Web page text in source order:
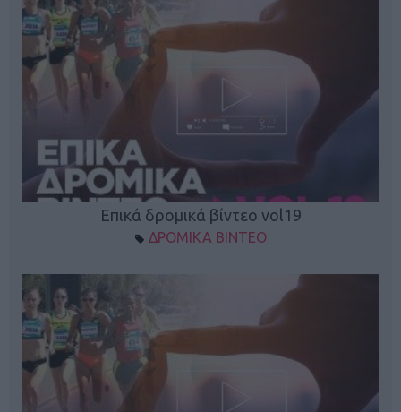
Επικά δρομικά βίντεο vol19
ΔΡΟΜΙΚΑ ΒΙΝΤΕΟ